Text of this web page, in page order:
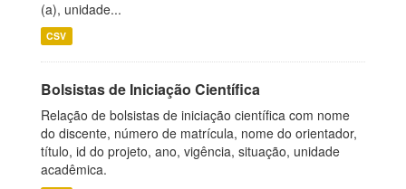
(a), unidade...
CSV
Bolsistas de Iniciação Científica
Relação de bolsistas de iniciação científica com nome
do discente, número de matrícula, nome do orientador,
título, id do projeto, ano, vigência, situação, unidade
acadêmica.